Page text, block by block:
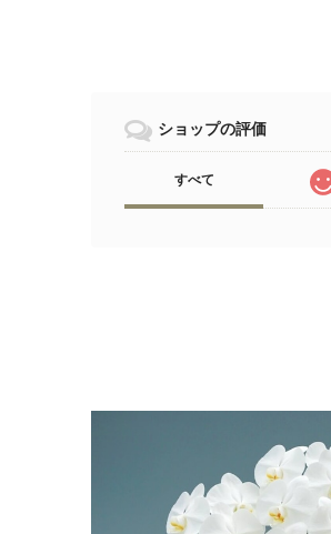
ショップの評価
すべて